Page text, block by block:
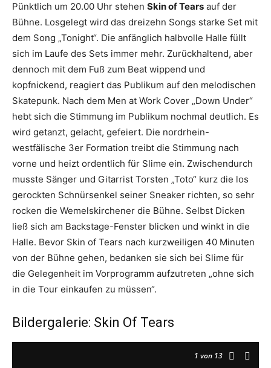
Pünktlich um 20.00 Uhr stehen Skin of Tears auf der
Bühne. Losgelegt wird das dreizehn Songs starke Set mit
dem Song „Tonight“. Die anfänglich halbvolle Halle füllt
sich im Laufe des Sets immer mehr. Zurückhaltend, aber
dennoch mit dem Fuß zum Beat wippend und
kopfnickend, reagiert das Publikum auf den melodischen
Skatepunk. Nach dem Men at Work Cover „Down Under“
hebt sich die Stimmung im Publikum nochmal deutlich. Es
wird getanzt, gelacht, gefeiert. Die nordrhein-
westfälische 3er Formation treibt die Stimmung nach
vorne und heizt ordentlich für Slime ein. Zwischendurch
musste Sänger und Gitarrist Torsten „Toto“ kurz die los
gerockten Schnürsenkel seiner Sneaker richten, so sehr
rocken die Wemelskirchener die Bühne. Selbst Dicken
ließ sich am Backstage-Fenster blicken und winkt in die
Halle. Bevor Skin of Tears nach kurzweiligen 40 Minuten
von der Bühne gehen, bedanken sie sich bei Slime für
die Gelegenheit im Vorprogramm aufzutreten „ohne sich
in die Tour einkaufen zu müssen“.
Bildergalerie: Skin Of Tears
1 von 13